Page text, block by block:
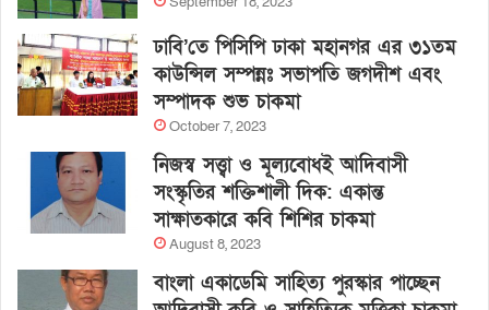
ঢাবি’তে পিসিপি ঢাকা মহানগর এর ৩১তম
কাউন্সিল সম্পন্নঃ সভাপতি জগদীশ এবং
সম্পাদক শুভ চাকমা
October 7, 2023
নিজস্ব সত্ত্বা ও মূল্যবোধই আদিবাসী
সংস্কৃতির শক্তিশালী দিক: একান্ত
সাক্ষাতকারে কবি শিশির চাকমা
August 8, 2023
বাংলা একাডেমি সাহিত্য পুরস্কার পাচ্ছেন